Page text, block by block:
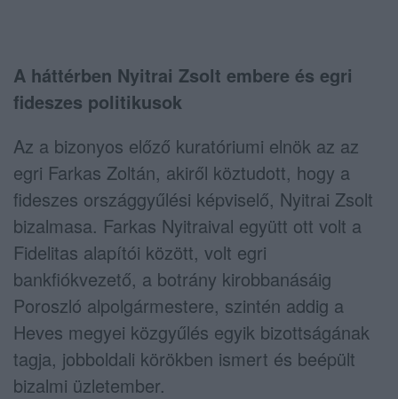
A háttérben Nyitrai Zsolt embere és egri
fideszes politikusok
Az a bizonyos előző kuratóriumi elnök az az
egri Farkas Zoltán, akiről köztudott, hogy a
fideszes országgyűlési képviselő, Nyitrai Zsolt
bizalmasa. Farkas Nyitraival együtt ott volt a
Fidelitas alapítói között, volt egri
bankfiókvezető, a botrány kirobbanásáig
Poroszló alpolgármestere, szintén addig a
Heves megyei közgyűlés egyik bizottságának
tagja, jobboldali körökben ismert és beépült
bizalmi üzletember.